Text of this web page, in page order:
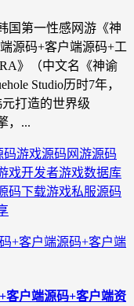
国第一性感网游《神
源码+客户端源码+工
》（中文名《神谕
Studio历时7年，
打造的世界级
，...
码游戏源码 网游源码
戏开发者游戏数据库
码下载游戏私服源码
客户端源码+客户端资